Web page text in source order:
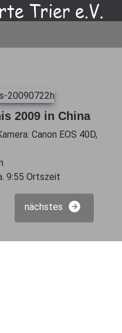
2009 in China
Canon EOS 40D,
9:55 Ortszeit
nächstes